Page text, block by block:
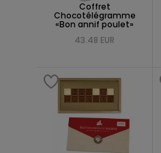
Coffret
Chocotélégramme
«Bon annif poulet»
43.48 EUR